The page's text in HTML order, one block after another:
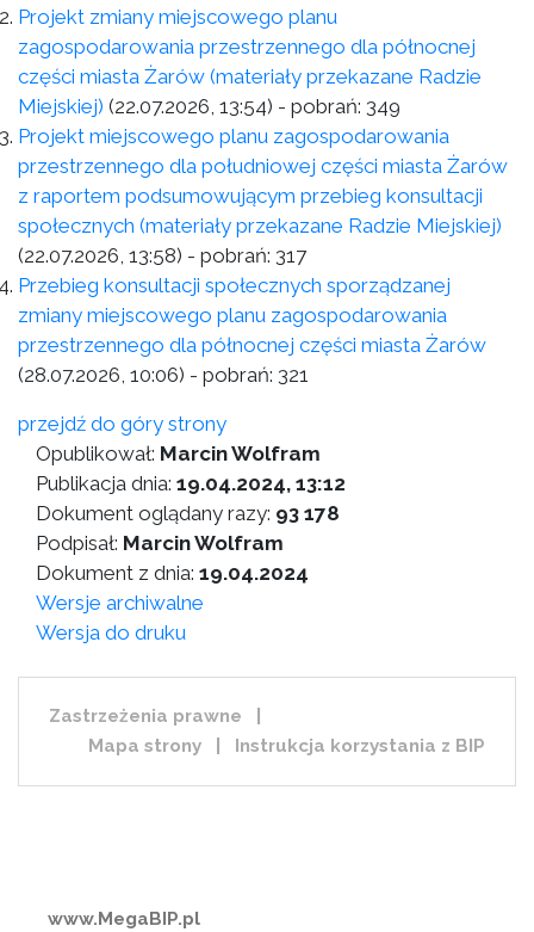
Projekt zmiany miejscowego planu
zagospodarowania przestrzennego dla północnej
części miasta Żarów (materiały przekazane Radzie
Miejskiej) (22.07.2026, 13:54) - pobrań: 349
Projekt miejscowego planu zagospodarowania
przestrzennego dla południowej części miasta Żarów
z raportem podsumowującym przebieg konsultacji
społecznych (materiały przekazane Radzie Miejskiej)
(22.07.2026, 13:58) - pobrań: 317
Przebieg konsultacji społecznych sporządzanej
zmiany miejscowego planu zagospodarowania
przestrzennego dla północnej części miasta Żarów
(28.07.2026, 10:06) - pobrań: 321
przejdź do góry strony
Opublikował: Marcin Wolfram
Publikacja dnia: 19.04.2024, 13:12
Dokument oglądany razy: 93 178
Podpisał: Marcin Wolfram
Dokument z dnia: 19.04.2024
Wersje archiwalne
Wersja do druku
Zastrzeżenia prawne
Mapa strony
Instrukcja korzystania z BIP
www.MegaBIP.pl